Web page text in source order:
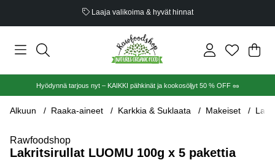
Luomusertifioitu
.
Hyödynnä tarjous nyt – KAIKKI pähkinät ja kookosöljyt 50 % OFF 🥜
Alkuun Raaka-aineet Karkkia & Suklaata Makeiset
Rawfoodshop
Lakritsirullat LUOMU 100g x 5 pakettia